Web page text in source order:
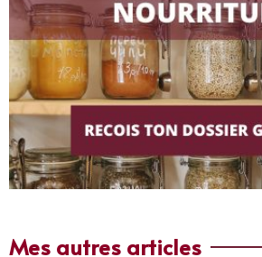
Mes autres articles